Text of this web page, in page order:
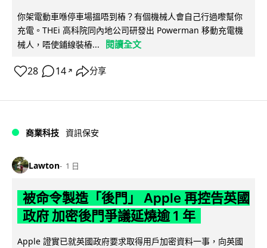
你架電動車喺停車場搵唔到樁？有個機械人會自己行過嚟幫你
充電。THEi 高科院同內地公司研發出 Powerman 移動充電機
械人，唔使鋪線裝樁...
閱讀全文
28 14 ↗ 分享
商業科技 資訊保安
Lawton 1 日
被命令製造「後門」 Apple 再控告英國
政府 加密後門爭議延燒逾 1 年
Apple 證實已就英國政府要求取得用戶加密資料一事，向英國